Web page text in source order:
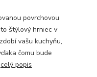
povrchovou
štýlový hrniec v
vašu kuchyňu,
čomu bude
celý popis